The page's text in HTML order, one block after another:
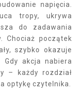
napięcia.
tropy, ukrywa
do zadawania
Chociaż początek
szybko okazuje
akcja nabiera
– każdy rozdział
optykę czytelnika.